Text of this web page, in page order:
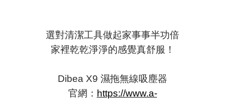
選對清潔工具做起家事事半功倍
家裡乾乾淨淨的感覺真舒服！
Dibea X9 濕拖無線吸塵器
官網： https://www.a-